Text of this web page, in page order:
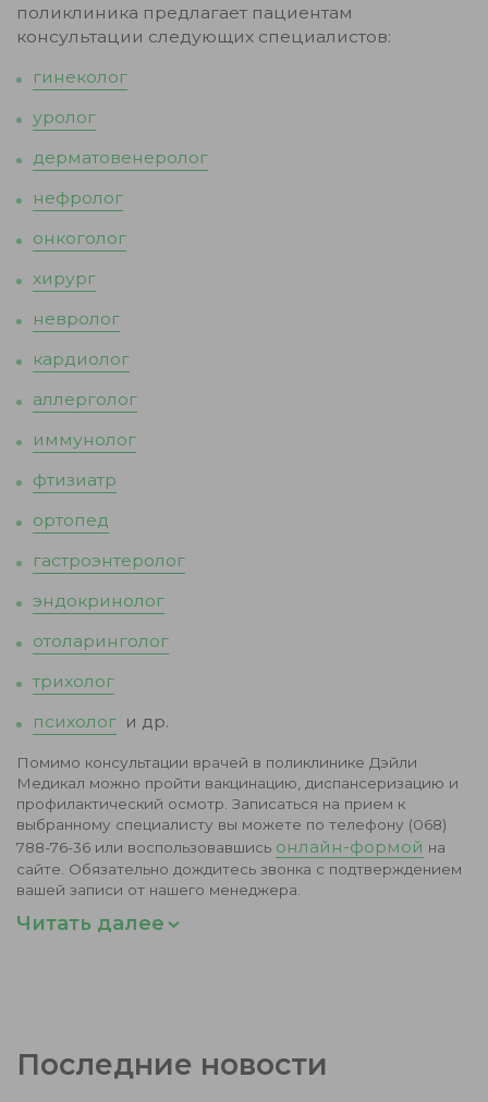
поликлиника предлагает пациентам
консультации следующих специалистов:
гинеколог
уролог
дерматовенеролог
нефролог
онкоголог
хирург
невролог
кардиолог
аллерголог
иммунолог
фтизиатр
ортопед
гастроэнтеролог
эндокринолог
отоларинголог
трихолог
психолог и др.
Помимо консультации врачей в поликлинике Дэйли
Медикал можно пройти вакцинацию, диспансеризацию и
профилактический осмотр. Записаться на прием к
выбранному специалисту вы можете по телефону (068)
788-76-36 или воспользовавшись онлайн-формой на
сайте. Обязательно дождитесь звонка с подтверждением
вашей записи от нашего менеджера.
Читать далее
Последние новости